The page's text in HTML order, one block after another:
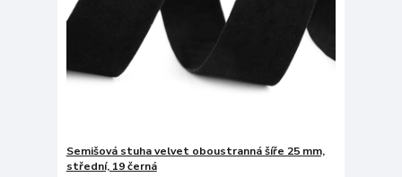
Semišová stuha velvet oboustranná šíře 25 mm,
střední, 19 černá